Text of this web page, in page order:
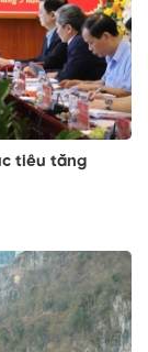
tiêu tăng